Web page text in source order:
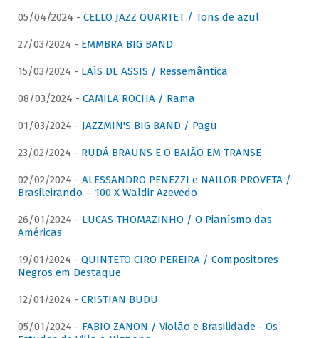
05/04/2024 - CELLO JAZZ QUARTET / Tons de azul
27/03/2024 - EMMBRA BIG BAND
15/03/2024 - LAÍS DE ASSIS / Ressemântica
08/03/2024 - CAMILA ROCHA / Rama
01/03/2024 - JAZZMIN'S BIG BAND / Pagu
23/02/2024 - RUDÁ BRAUNS E O BAIÃO EM TRANSE
02/02/2024 - ALESSANDRO PENEZZI e NAILOR PROVETA /
Brasileirando – 100 X Waldir Azevedo
26/01/2024 - LUCAS THOMAZINHO / O Pianísmo das
Américas
19/01/2024 - QUINTETO CIRO PEREIRA / Compositores
Negros em Destaque
12/01/2024 - CRISTIAN BUDU
05/01/2024 - FABIO ZANON / Violão e Brasilidade - Os